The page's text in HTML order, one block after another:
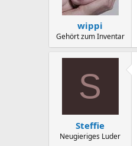
wippi
Gehört zum Inventar
S
Steffie
Neugieriges Luder